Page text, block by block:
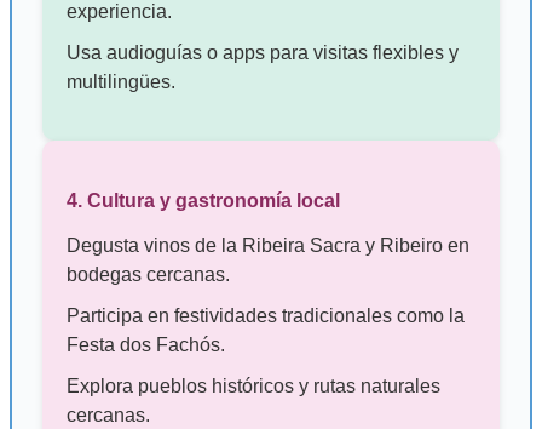
experiencia.
Usa audioguías o apps para visitas flexibles y
multilingües.
4. Cultura y gastronomía local
Degusta vinos de la Ribeira Sacra y Ribeiro en
bodegas cercanas.
Participa en festividades tradicionales como la
Festa dos Fachós.
Explora pueblos históricos y rutas naturales
cercanas.